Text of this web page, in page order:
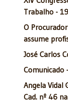
Trabalho -
O
assume
José Carlos
Angela Vidal
Cad. nº 46